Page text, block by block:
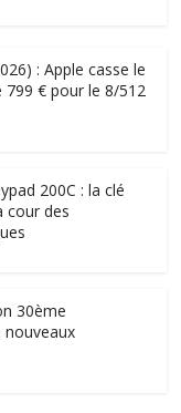
: Apple casse le
799 € pour le 8/512
200C : la clé
cour des
30ème
nouveaux